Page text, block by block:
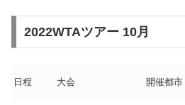
2022WTAツアー 10月
日程 大会 開催都市